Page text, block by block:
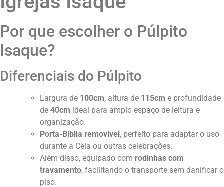
Por que escolher o Púlpito
Isaque?
Diferenciais do Púlpito
Largura de 100cm, altura de 115cm e profundidade
de 40cm ideal para amplo espaço de leitura e
organização.
Porta-Bíblia removível, perfeito para adaptar o uso
durante a Ceia ou outras celebrações.
Além disso, equipado com rodinhas com
travamento, facilitando o transporte sem danificar o
piso.